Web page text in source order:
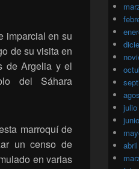
imparcial en su
de su visita en
de Argelia y el
del Sáhara
marroquí de
un censo de
en varias